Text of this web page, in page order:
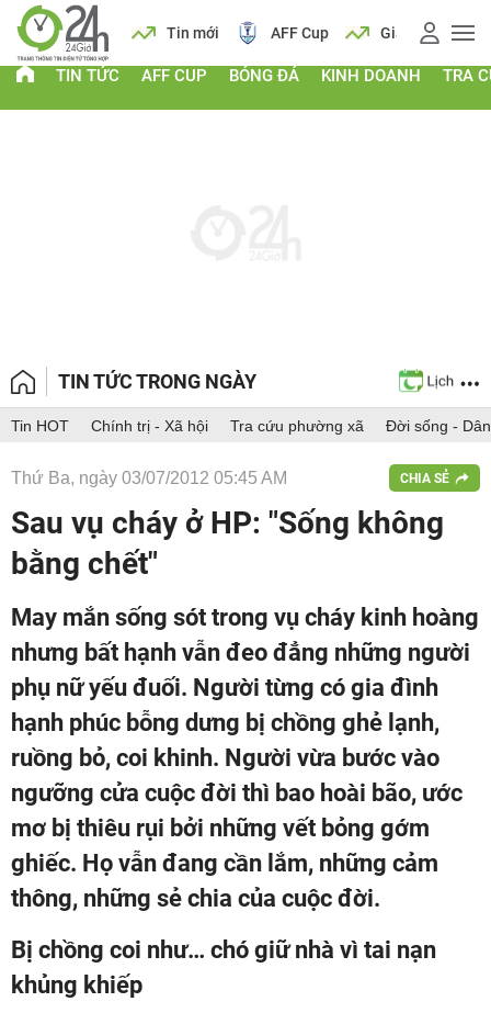
Lịch Tin mới AFF Cup Giá vàng
TIN TỨC AFF CUP BÓNG ĐÁ KINH DOANH TRA
TIN TỨC TRONG NGÀY
Tin HOT Chính trị - Xã hội Tra cứu phường xã Đời sống -
Thứ Ba, ngày 03/07/2012 05:45 AM CHIA SẺ
Sau vụ cháy ở HP: "Sống không
bằng chết"
May mắn sống sót trong vụ cháy kinh hoàng
nhưng bất hạnh vẫn đeo đẳng những người
phụ nữ yếu đuối. Người từng có gia đình
hạnh phúc bỗng dưng bị chồng ghẻ lạnh,
ruồng bỏ, coi khinh. Người vừa bước vào
ngưỡng cửa cuộc đời thì bao hoài bão, ước
mơ bị thiêu rụi bởi những vết bỏng gớm
ghiếc. Họ vẫn đang cần lắm, những cảm
thông, những sẻ chia của cuộc đời.
Bị chồng coi như… chó giữ nhà vì tai nạn
khủng khiếp